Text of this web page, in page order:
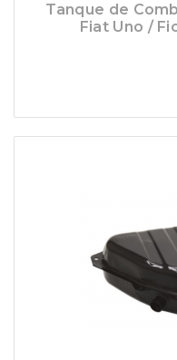
Tanque de
Fiat Uno /